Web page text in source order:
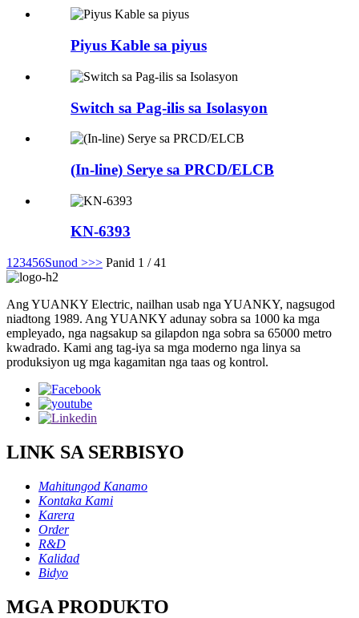
Piyus Kable sa piyus
Switch sa Pag-ilis sa Isolasyon
(In-line) Serye sa PRCD/ELCB
KN-6393
1 23456Sunod >>> Panid 1 / 41
Ang YUANKY Electric, nailhan usab nga YUANKY, nagsugod
niadtong 1989. Ang YUANKY adunay sobra sa 1000 ka mga
empleyado, nga nagsakup sa gilapdon nga sobra sa 65000 metro
kwadrado. Kami ang tag-iya sa mga moderno nga linya sa
produksiyon ug mga kagamitan nga taas og kontrol.
LINK SA SERBISYO
Mahitungod Kanamo
Kontaka Kami
Karera
Order
R&D
Kalidad
Bidyo
MGA PRODUKTO